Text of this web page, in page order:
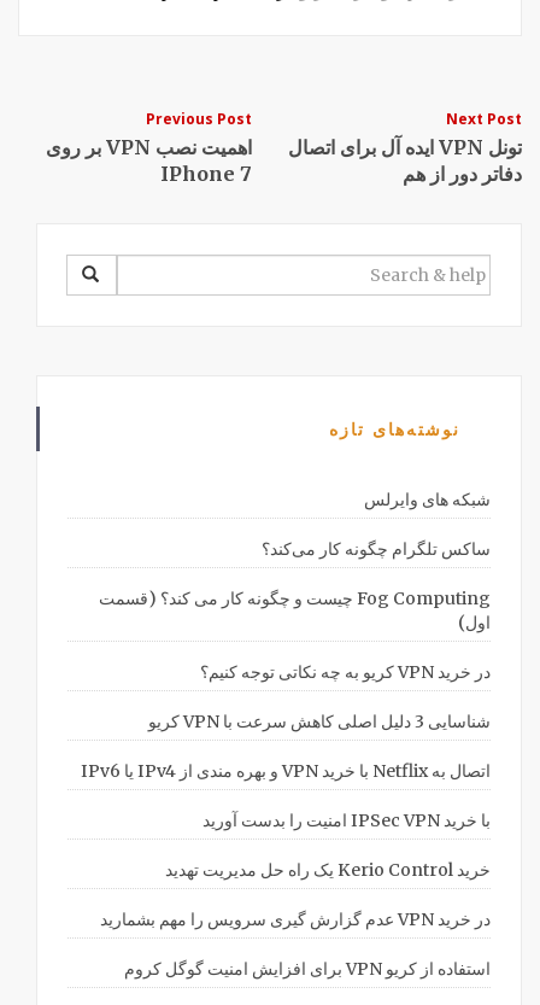
Post
navigation
Previous Post
اهمیت نصب VPN بر روی
IPhone 7
Next Post
تونل VPN ایده آل برای اتصال
دفاتر دور از هم
SEARCH
FOR:
نوشته‌های تازه
شبکه های وایرلس
ساکس تلگرام چگونه کار می‌کند؟
Fog Computing چیست و چگونه کار می کند؟ (قسمت
اول)
در خرید VPN کریو به چه نکاتی توجه کنیم؟
شناسایی 3 دلیل اصلی کاهش سرعت با VPN کریو
اتصال به Netflix با خرید VPN و بهره مندی از IPv4 یا IPv6
با خرید IPSec VPN امنیت را بدست آورید
خرید Kerio Control یک راه حل مدیریت تهدید
در خرید VPN عدم گزارش گیری سرویس را مهم بشمارید
استفاده از کریو VPN برای افزایش امنیت گوگل کروم